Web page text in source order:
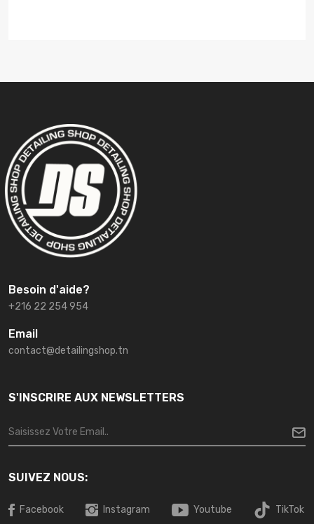
Besoin d'aide?
+216 22 254 954
Email
contact@detailingshop.tn
S'INSCRIRE AUX NEWSLETTERS
SUIVEZ NOUS:
Facebook Instagram Youtube TikTok